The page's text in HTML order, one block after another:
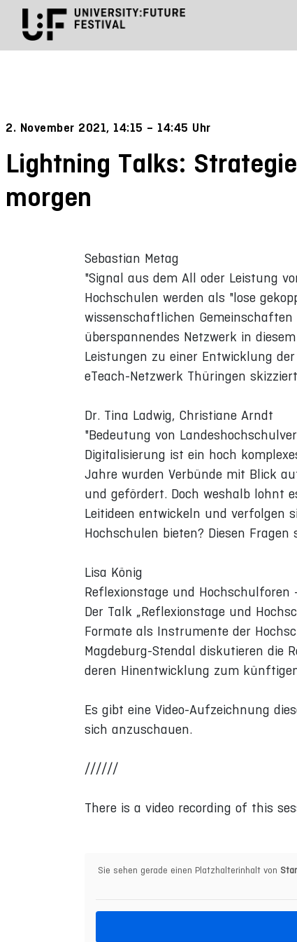
2. November 2021, 14:15 – 14:45 Uhr
Lightning Talks:
morgen
Sebastian Metag
"Signal aus dem All oder Leistung
Hochschulen werden als "lose
wissenschaftlichen
überspannendes Netzwerk in
Leistungen zu einer Entwicklung
eTeach-Netzwerk Thüringen
Dr. Tina Ladwig, Christiane Arndt
"Bedeutung von
Digitalisierung ist ein hoch
Jahre wurden Verbünde mit Blick
und gefördert. Doch weshalb lohnt
Leitideen entwickeln und verfolgen
Hochschulen bieten? Diesen
Lisa König
Reflexionstage und
Der Talk „Reflexionstage und
Formate als Instrumente der
Magdeburg-Stendal diskutieren die
deren Hinentwicklung zum
Es gibt eine Video-Aufzeichnung
sich anzuschauen.
//////
There is a video recording of this
Sie sehen gerade einen Platzhalterinhalt von